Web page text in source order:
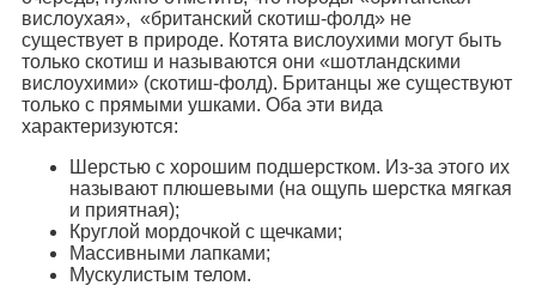
вислоухая», «британский скотиш-фолд» не
существует в природе. Котята вислоухими могут быть
только скотиш и называются они «шотландскими
вислоухими» (скотиш-фолд). Британцы же существуют
только с прямыми ушками. Оба эти вида
характеризуются:
Шерстью с хорошим подшерстком. Из-за этого их
называют плюшевыми (на ощупь шерстка мягкая
и приятная);
Круглой мордочкой с щечками;
Массивными лапками;
Мускулистым телом.